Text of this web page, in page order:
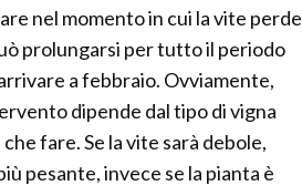
nel momento in cui la vite perde
prolungarsi per tutto il periodo
a febbraio. Ovviamente,
dipende dal tipo di vigna
fare. Se la vite sarà debole,
pesante, invece se la pianta è